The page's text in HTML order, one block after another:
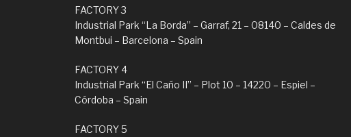
FACTORY 3
Industrial Park “La Borda” – Garraf, 21 – 08140 – Caldes de
Montbui – Barcelona – Spain
FACTORY 4
Industrial Park “El Caño II” – Plot 10 – 14220 – Espiel –
Córdoba – Spain
FACTORY 5